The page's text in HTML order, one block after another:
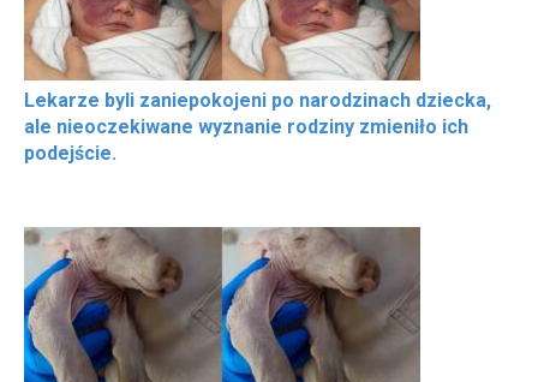
Lekarze byli zaniepokojeni po narodzinach dziecka,
ale nieoczekiwane wyznanie rodziny zmieniło ich
podejście.